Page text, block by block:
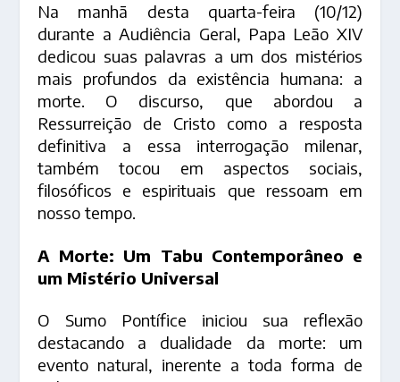
Na manhã desta quarta-feira (10/12)
durante a Audiência Geral, Papa Leão XIV
dedicou suas palavras a um dos mistérios
mais profundos da existência humana: a
morte. O discurso, que abordou a
Ressurreição de Cristo como a resposta
definitiva a essa interrogação milenar,
também tocou em aspectos sociais,
filosóficos e espirituais que ressoam em
nosso tempo.
A Morte: Um Tabu Contemporâneo e
um Mistério Universal
O Sumo Pontífice iniciou sua reflexão
destacando a dualidade da morte: um
evento natural, inerente a toda forma de